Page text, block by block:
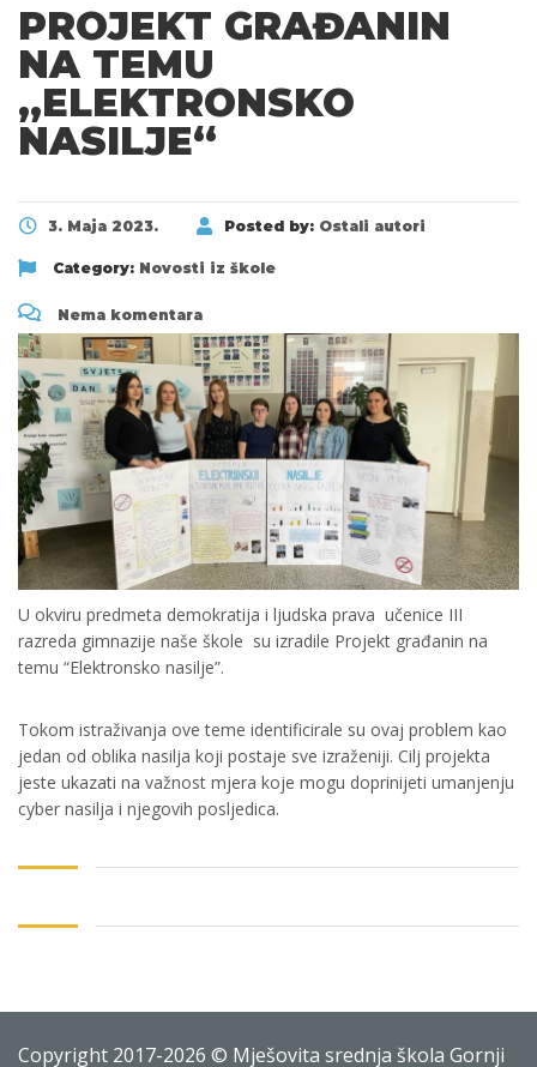
PROJEKT GRAĐANIN
NA TEMU
„ELEKTRONSKO
NASILJE“
3. Maja 2023. Posted by: Ostali autori
Category: Novosti iz škole
Nema komentara
U okviru predmeta demokratija i ljudska prava učenice III
razreda gimnazije naše škole su izradile Projekt građanin na
temu “Elektronsko nasilje”.
Tokom istraživanja ove teme identificirale su ovaj problem kao
jedan od oblika nasilja koji postaje sve izraženiji. Cilj projekta
jeste ukazati na važnost mjera koje mogu doprinijeti umanjenju
cyber nasilja i njegovih posljedica.
Copyright 2017-2026 © Mješovita srednja škola Gornji